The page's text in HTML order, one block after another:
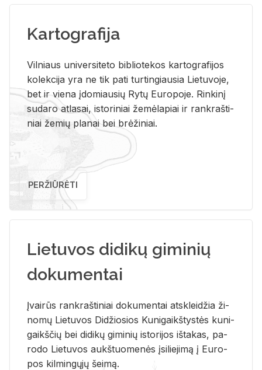
Kartografija
Vil­niaus uni­ver­si­te­to bi­b­lio­te­kos kar­to­gra­fi­jos
ko­lek­ci­ja yra ne tik pati tur­tin­giau­sia Lie­tu­vo­je,
bet ir vie­na įdo­miau­sių Rytų Eu­ro­po­je. Rin­ki­nį
su­da­ro at­la­sai, is­to­ri­niai že­mė­la­piai ir rank­raš­ti­
niai že­mių pla­nai bei brė­ži­niai.
PERŽIŪRĖTI
Lietuvos didikų giminių
dokumentai
Įvai­rūs rank­raš­ti­niai do­ku­men­tai at­sklei­džia ži­
no­mų Lie­tu­vos Di­džio­sios Ku­ni­gaikš­tys­tės ku­ni­
gaikš­čių bei di­di­kų gi­mi­nių is­to­ri­jos iš­ta­kas, pa­
ro­do Lie­tu­vos aukš­tuo­me­nės įsi­lie­ji­mą į Eu­ro­
pos kil­min­gų­jų šei­mą.